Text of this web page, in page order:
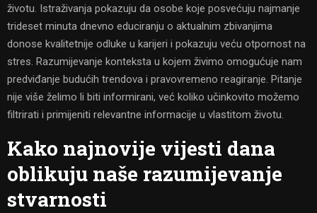
životu. Istraživanja pokazuju da osobe koje posvećuju najmanje
trideset minuta dnevno educiranju o aktualnim zbivanjima
donose kvalitetnije odluke u karijeri i pokazuju veću otpornost na
stres. Razumijevanje konteksta u kojem živimo omogućuje nam
predviđanje budućih trendova i pravovremeno reagiranje. Pitanje
nije više želimo li biti informirani, već koliko učinkovito možemo
filtrirati i primijeniti relevantne informacije u vlastitom životu.
Kako najnovije vijesti dana
oblikuju naše razumijevanje
stvarnosti